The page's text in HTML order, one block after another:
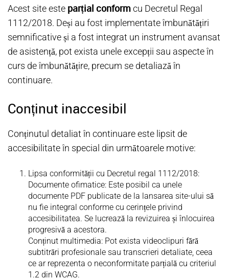
Acest site este parțial conformcu Decretul Regal
1112/2018. Deși au fost implementate îmbunătățiri
semnificative și a fost integrat un instrument avansat
de asistență, pot exista unele excepții sau aspecte în
curs de îmbunătățire, precum se detaliază în
continuare.
Conținut inaccesibil
Conținutul detaliat în continuare este lipsit de
accesibilitate în special din următoarele motive:
Lipsa conformității cu Decretul regal 1112/2018:
Documente ofimatice: Este posibil ca unele
documente PDF publicate de la lansarea site-ului să
nu fie integral conforme cu cerințele privind
accesibilitatea. Se lucrează la revizuirea și înlocuirea
progresivă a acestora.
Conținut multimedia: Pot exista videoclipuri fără
subtitrări profesionale sau transcrieri detaliate, ceea
ce ar reprezenta o neconformitate parțială cu criteriul
1.2 din WCAG.